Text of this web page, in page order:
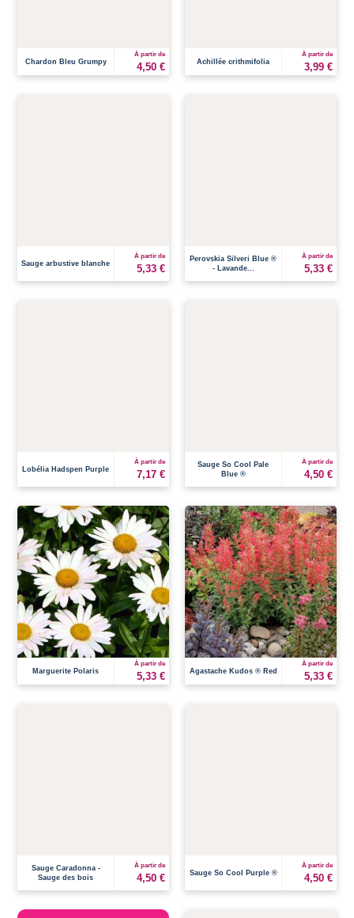
Chardon Bleu Grumpy
À partir de
4,50 € Achillée crithmifolia
À partir de
3,99 €
Sauge arbustive blanche
À partir de
5,33 €
Perovskia Silveri Blue ®
- Lavande...
À partir de
5,33 €
Lobélia Hadspen Purple
À partir de
7,17 €
Sauge So Cool Pale
Blue ®
À partir de
4,50 €
Marguerite Polaris
À partir de
5,33 € Agastache Kudos ® Red
À partir de
5,33 €
Sauge Caradonna -
Sauge des bois
À partir de
4,50 € Sauge So Cool Purple ®
À partir de
4,50 €